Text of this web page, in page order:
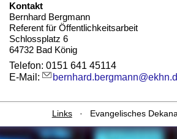
Kontakt
Bernhard Bergmann
Referent für Öffentlichkeitsarbeit
Schlossplatz 6
64732 Bad König
Telefon: 0151 641 45114
E-Mail:
Links· Evangelisches